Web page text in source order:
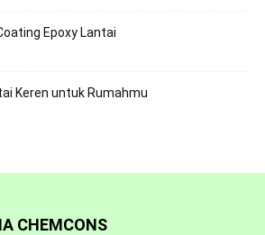
Epoxy Lantai
Keren untuk Rumahmu
CHEMCONS